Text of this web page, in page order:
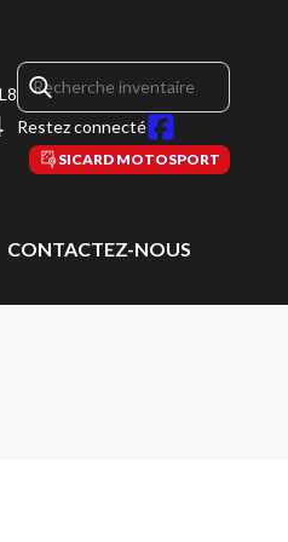
Restez connecté
SICARD MOTOSPORT
CONTACTEZ-NOUS